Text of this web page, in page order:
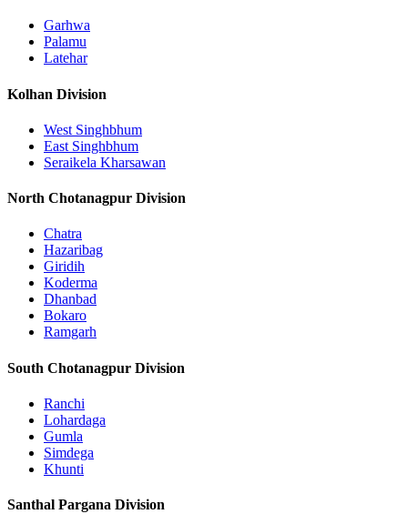
Garhwa
Palamu
Latehar
Kolhan Division
West Singhbhum
East Singhbhum
Seraikela Kharsawan
North Chotanagpur Division
Chatra
Hazaribag
Giridih
Koderma
Dhanbad
Bokaro
Ramgarh
South Chotanagpur Division
Ranchi
Lohardaga
Gumla
Simdega
Khunti
Santhal Pargana Division